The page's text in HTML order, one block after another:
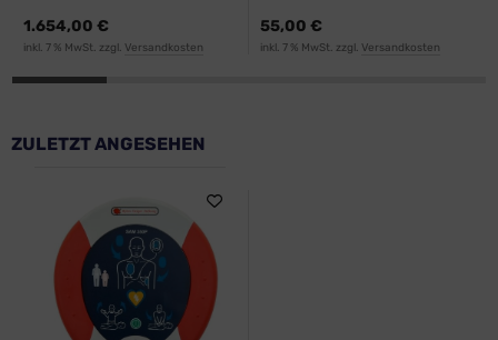
1.654,00 €
inkl. 7 % MwSt. zzgl. Versandkosten
55,00 €
inkl. 7 % MwSt. zzgl. Versandkosten
ZULETZT ANGESEHEN